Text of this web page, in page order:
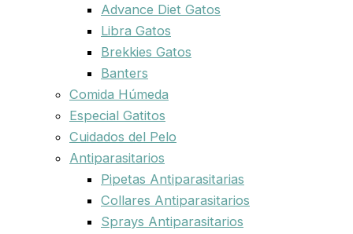
Advance Diet Gatos
Libra Gatos
Brekkies Gatos
Banters
Comida Húmeda
Especial Gatitos
Cuidados del Pelo
Antiparasitarios
Pipetas Antiparasitarias
Collares Antiparasitarios
Sprays Antiparasitarios